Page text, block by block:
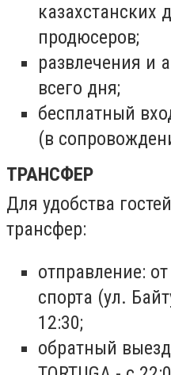
казахстанских
продюсеров;
развлечения и
всего дня;
бесплатный
(в
ТРАНСФЕР
Для удобства
трансфер:
отправление:
спорта (ул.
12:30;
обратный